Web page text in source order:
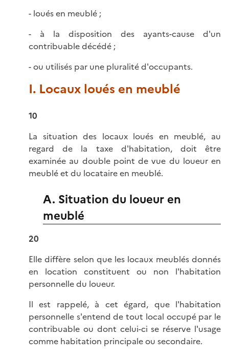
- loués en meublé ;
- à la disposition des ayants-cause d'un
contribuable décédé ;
- ou utilisés par une pluralité d'occupants.
I. Locaux loués en meublé
10
La situation des locaux loués en meublé, au
regard de la taxe d'habitation, doit être
examinée au double point de vue du loueur en
meublé et du locataire en meublé.
A. Situation du loueur en
meublé
20
Elle diffère selon que les locaux meublés donnés
en location constituent ou non l'habitation
personnelle du loueur.
Il est rappelé, à cet égard, que l'habitation
personnelle s'entend de tout local occupé par le
contribuable ou dont celui-ci se réserve l'usage
comme habitation principale ou secondaire.